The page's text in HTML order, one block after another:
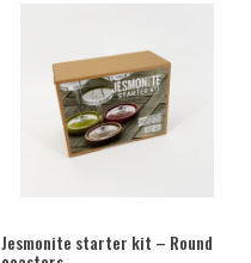
Jesmonite starter kit – Round